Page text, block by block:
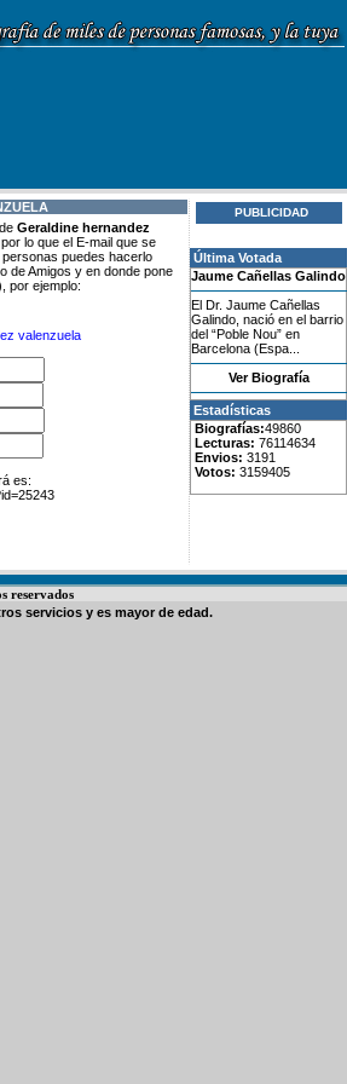
Geraldine hernandez
lo que el E-mail que se
puedes hacerlo
de Amigos y en donde pone
por ejemplo:
valenzuela
es:
PUBLICIDAD
Última Votada
Jaume Cañellas Galindo
El Dr. Jaume Cañellas
Galindo, nació en el barrio
del “Poble Nou” en
Barcelona (Espa...
Ver Biografía
Estadísticas
Biografías:49860
Lecturas: 76114634
Envios: 3191
Votos: 3159405
reservados
servicios y es mayor de edad.